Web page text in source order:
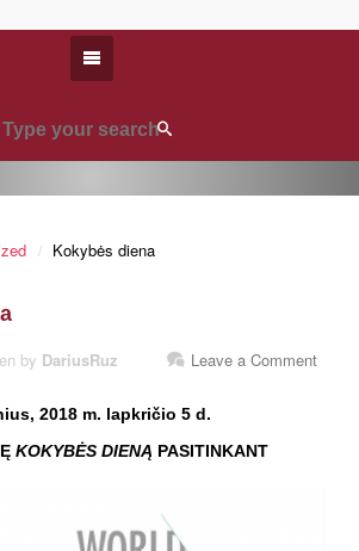
Kokybės diena
Leave a Comment
by DariusRuz
2018 m. lapkričio 5 d.
KOKYBĖS DIENĄ PASITINKANT